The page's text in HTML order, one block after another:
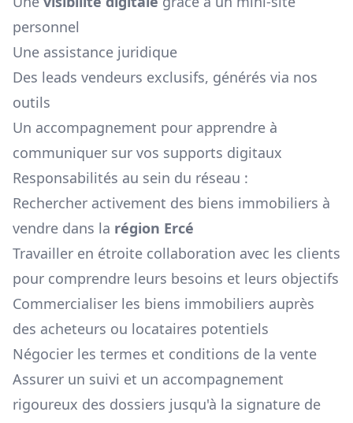
personnel
Une assistance juridique
Des leads vendeurs exclusifs, générés via nos
outils
Un accompagnement pour apprendre à
communiquer sur vos supports digitaux
Responsabilités au sein du réseau :
Rechercher activement des biens immobiliers à
vendre dans la région Ercé
Travailler en étroite collaboration avec les clients
pour comprendre leurs besoins et leurs objectifs
Commercialiser les biens immobiliers auprès
des acheteurs ou locataires potentiels
Négocier les termes et conditions de la vente
Assurer un suivi et un accompagnement
rigoureux des dossiers jusqu'à la signature de